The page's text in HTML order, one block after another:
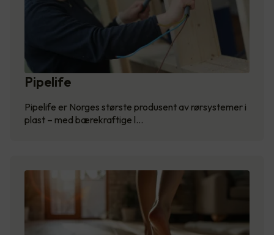
Pipelife
Pipelife er Norges største produsent av rørsystemer i
plast – med bærekraftige l…